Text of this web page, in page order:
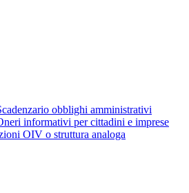
obblighi amministrativi
informativi per cittadini e imprese
OIV o struttura analoga